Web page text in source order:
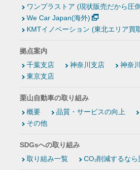
ワンプラストア (現状販売だから圧
We Car Japan(海外)
KMTイノベーション (東北エリア買
拠点案内
千葉支店
神奈川支店
神奈
東京支店
栗山自動車の取り組み
概要
品質・サービスの向上
その他
SDGsへの取り組み
取り組み一覧
CO₂削減するな